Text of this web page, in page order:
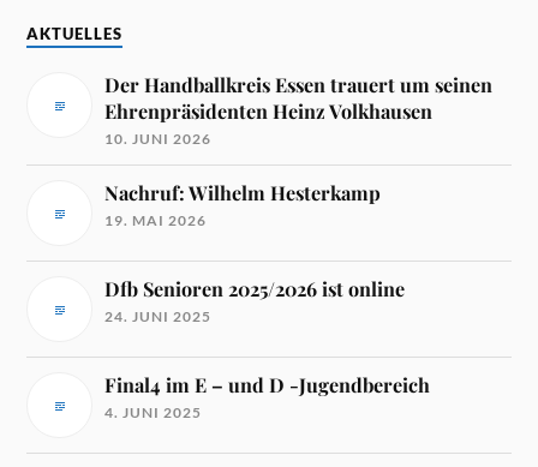
AKTUELLES
Der Handballkreis Essen trauert um seinen
Ehrenpräsidenten Heinz Volkhausen
10. JUNI 2026
Nachruf: Wilhelm Hesterkamp
19. MAI 2026
Dfb Senioren 2025/2026 ist online
24. JUNI 2025
Final4 im E – und D -Jugendbereich
4. JUNI 2025